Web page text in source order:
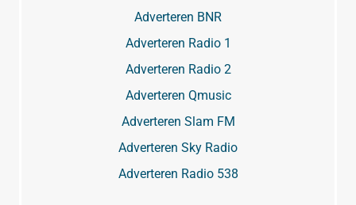
Adverteren BNR
Adverteren Radio 1
Adverteren Radio 2
Adverteren Qmusic
Adverteren Slam FM
Adverteren Sky Radio
Adverteren Radio 538